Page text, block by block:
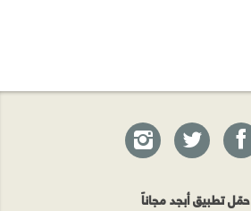
حمّل تطبيق أبجد مجاناً